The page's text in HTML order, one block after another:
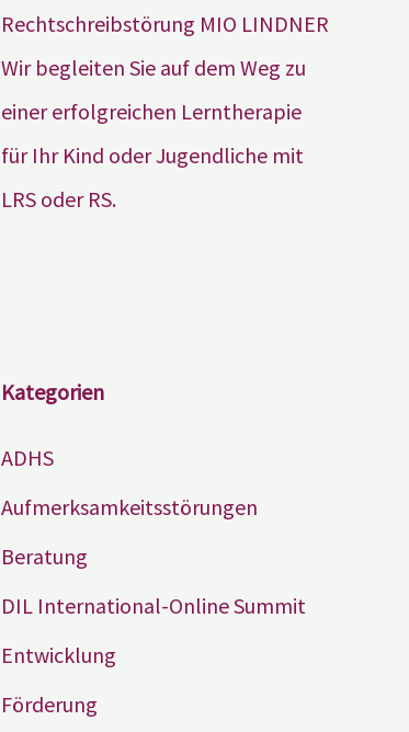
Wir begleiten Sie auf dem Weg zu
einer erfolgreichen Lerntherapie
für Ihr Kind oder Jugendliche mit
LRS oder RS.
Kategorien
ADHS
Aufmerksamkeitsstörungen
Beratung
DIL International-Online Summit
Entwicklung
Förderung